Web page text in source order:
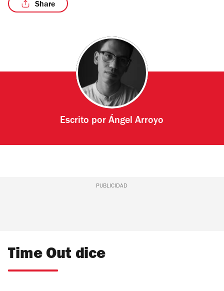
Share
Escrito porÁngel Arroyo
PUBLICIDAD
Time Out dice